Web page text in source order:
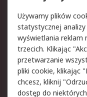
Aspekty prawne
Bezpieczeństwo
maila
Polityka
Zastrzeżenia
Używamy plików
statystycznej
wyświetlania reklam
trzecich. Klikając
przetwarzanie
pliki cookie, klikając
chcesz, kliknij
dostęp do